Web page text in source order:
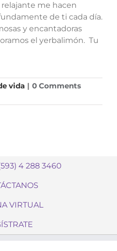
me hacen
de ti cada día.
y encantadoras
el yerbalimón. Tu
vida | 0 Comments
4 288 3460
VIRTUAL